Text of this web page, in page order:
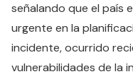
señalando que el país
urgente en la
incidente, ocurrido
vulnerabilidades de la